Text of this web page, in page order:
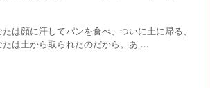
たは顔に汗してパンを食べ、ついに土に帰る、
たは土から取られたのだから。あ ...